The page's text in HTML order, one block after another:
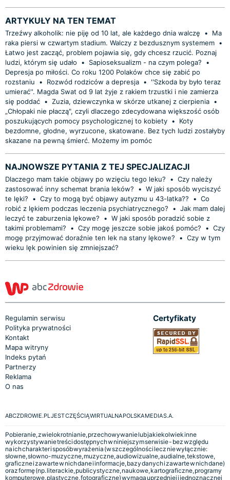
ARTYKUŁY NA TEN TEMAT
Trzeźwy alkoholik: nie piję od 10 lat, ale każdego dnia walczę •
Ma
raka piersi w czwartym stadium. Walczy z bezdusznym systemem •
Łatwo jest zacząć, problem pojawia się, gdy chcesz rzucić. Poznaj
ludzi, którym się udało
• Sapioseksualizm - na czym polega?
•
Depresja po miłości. Co roku 1200 Polaków chce się zabić po
rozstaniu
• Rozwód rodziców a depresja •
''Szkoda by było teraz
umierać''. Magda Swat od 9 lat żyje z rakiem trzustki i nie zamierza
się poddać • Zuzia, dziewczynka w skórze utkanej z cierpienia •
„Chłopaki nie płaczą", czyli dlaczego zdecydowana większość osób
poszukujących pomocy psychologicznej to kobiety •
Koty
bezdomne, głodne, wyrzucone, skatowane. Bez tych ludzi zostałyby
skazane na pewną śmierć. Możemy im pomóc
NAJNOWSZE PYTANIA Z TEJ SPECJALIZACJI
Dlaczego mam takie objawy po wzięciu tego leku? • Czy należy
zastosować inny schemat brania leków?
• W jaki sposób wyciszyć
te lęki?
• Czy to mogą być objawy autyzmu u 43-latka?? • Co
robić z lękiem podczas leczenia psychiatrycznego?
• Jak mam dalej
leczyć te zaburzenia lękowe?
• W jaki sposób poradzić sobie z
takimi problemami?
• Czy mogę jeszcze sobie jakoś pomóc? • Czy
mogę przyjmować doraźnie ten lek na stany lękowe?
• Czy w tym
wieku lęk powinien się zmniejszać?
Regulamin serwisu
Polityka prywatności
Kontakt
Mapa witryny
Indeks pytań
Partnerzy
Reklama
O nas
Certyfikaty
ABCZDROWIE.PL JEST CZĘŚCIĄ WIRTUALNA POLSKA MEDIA S.A.
Pobieranie, zwielokrotnianie, przechowywanie lub jakiekolwiek inne
wykorzystywanie treści dostępnych w niniejszym serwisie - bez względu
na ich charakter i sposób wyrażenia (w szczególności lecz nie wyłącznie:
słowne, słowno-muzyczne, muzyczne, audiowizualne, audialne, tekstowe,
graficzne i zawarte w nich dane i informacje, bazy danych i zawarte w nich dane)
oraz formę (np. literackie, publicystyczne, naukowe, kartograficzne, programy
komputerowe, plastyczne, fotograficzne) wymaga uprzedniej i jednoznacznej